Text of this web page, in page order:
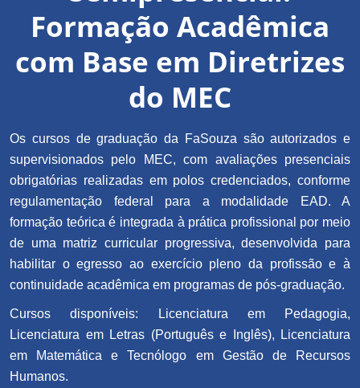
Formação Acadêmica
com Base em Diretrizes
do MEC
Os cursos de graduação da FaSouza são autorizados e
supervisionados pelo MEC, com avaliações presenciais
obrigatórias realizadas em polos credenciados, conforme
regulamentação federal para a modalidade EAD. A
formação teórica é integrada à prática profissional por meio
de uma matriz curricular progressiva, desenvolvida para
habilitar o egresso ao exercício pleno da profissão e à
continuidade acadêmica em programas de pós-graduação.
Cursos disponíveis: Licenciatura em Pedagogia,
Licenciatura em Letras (Português e Inglês), Licenciatura
em Matemática e Tecnólogo em Gestão de Recursos
Humanos.